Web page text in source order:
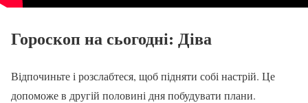
Гороскоп на сьогодні: Діва
Відпочиньте і розслабтеся, щоб підняти собі настрій. Це
допоможе в другій половині дня побудувати плани.